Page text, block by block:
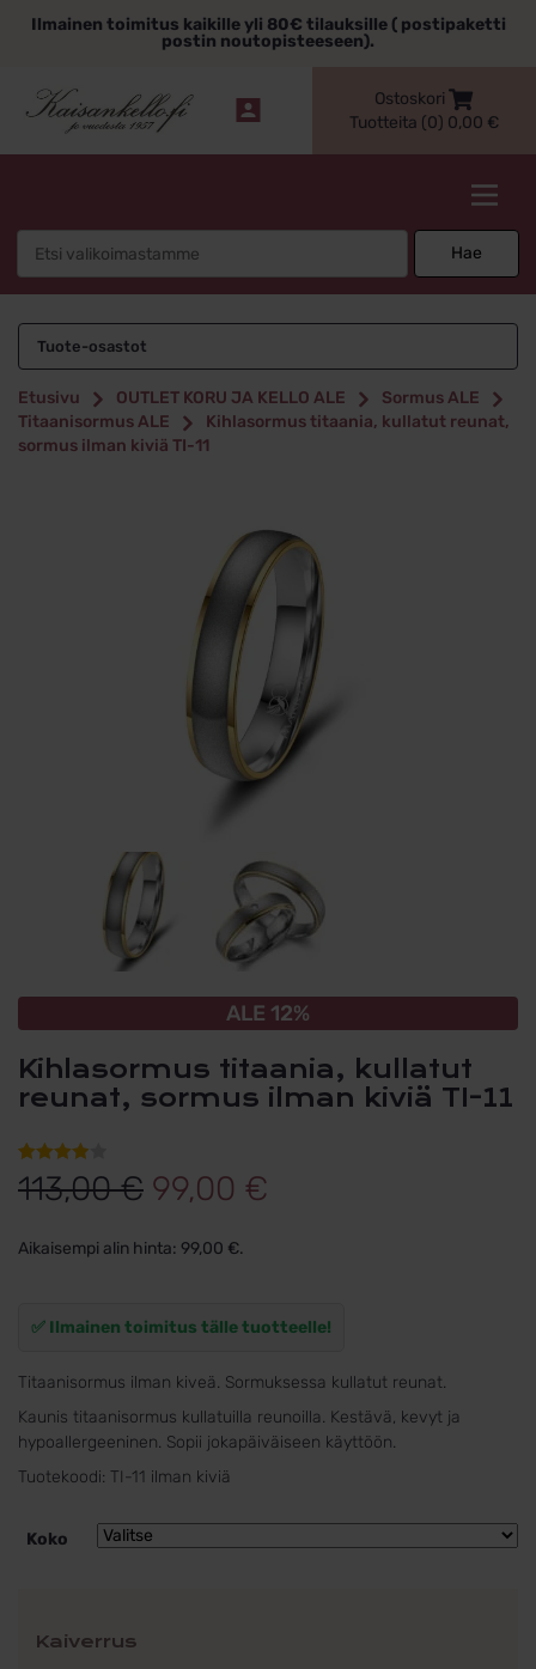
sisältöönIlmainen toimitus kaikille yli 80€ tilauksille ( postipaketti
postin noutopisteeseen).
Ostoskori
Tuotteita (0) 0,00 €
Hae
Tuote-osastot
Etusivu OUTLET KORU JA KELLO ALE
Sormus ALE
Titaanisormus ALE
Kihlasormus titaania, kullatut reunat,
sormus ilman kiviä TI-11
ALE 12%
Kihlasormus titaania, kullatut
reunat, sormus ilman kiviä TI-11
Arvio
4.00
perustuen
1
113,00€ Alkuperäinen
hinta
113,00 €.
99,00 €
99,00 €.
Aikaisempi alin hinta: 99,00 €.
✅ Ilmainen toimitus tälle tuotteelle!
Titaanisormus ilman kiveä. Sormuksessa kullatut reunat.
Kaunis titaanisormus kullatuilla reunoilla. Kestävä, kevyt ja
hypoallergeeninen. Sopii jokapäiväiseen käyttöön.
Tuotekoodi: TI-11 ilman kiviä
Koko
Kaiverrus